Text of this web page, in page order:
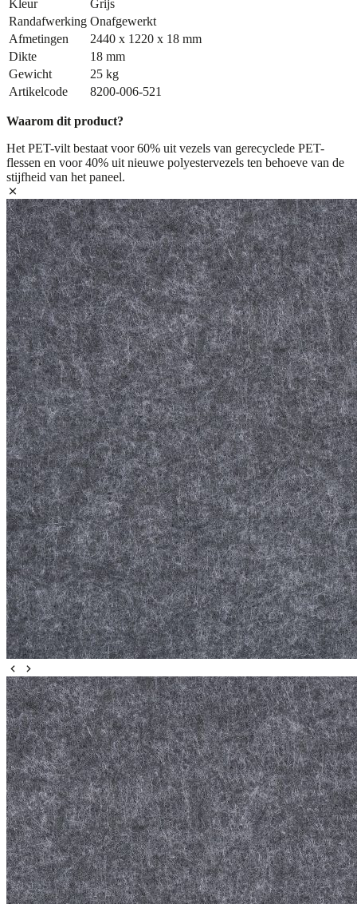
Kleur
Grijs
Randafwerking Onafgewerkt
Afmetingen
2440 x 1220 x 18 mm
Dikte
18 mm
Gewicht
25 kg
Artikelcode
8200-006-521
Waarom dit product?
Het PET-vilt bestaat voor 60% uit vezels van gerecyclede PET-
flessen en voor 40% uit nieuwe polyestervezels ten behoeve van de
stijfheid van het paneel.